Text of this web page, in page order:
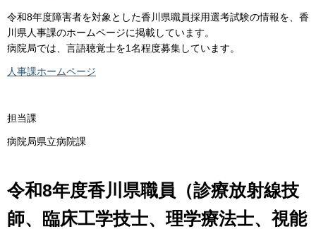
令和8年度障害者を対象とした香川県職員採用選考試験の情報を、香
川県人事課のホームページに掲載しています。
病院局では、言語聴覚士を1名程度募集しています。
人事課ホームページ
担当課
病院局県立病院課
令和8年度香川県職員（診療放射線技
師、臨床工学技士、理学療法士、視能